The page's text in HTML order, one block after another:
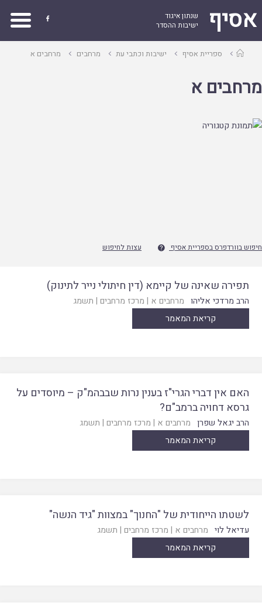
אסיף
שנתון איגוד
ישיבות ההסדר

עמודספריית אסיף ישיבות וכתבי עת מרחבים מרחבים א
מרחבים א
חיפוש בוורדפרס בספריית אסיף  עצות לחיפוש
תפירה שאינה של קיימא (דין חיתולי נייר לתינוק)
הרב מרדכי אליהו מרחבים א | מרכז מרחבים | תשמג
קריאת המאמר
האם אין דברי הגרי"ז בענין נרות שבבהמ"ק – מיוסדים על
גרסא דחויה ברמב"ם?
הרב יגאל שפרן מרחבים א | מרכז מרחבים | תשמג
קריאת המאמר
לשטתו הייחודית של "החנוך" במצוות "גיד הנשה"
עדיאל לוי מרחבים א | מרכז מרחבים | תשמג
קריאת המאמר